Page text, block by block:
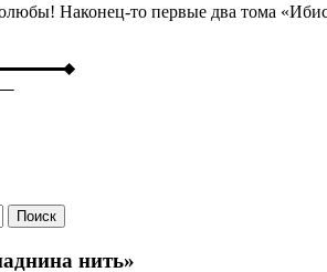
Наконец-то первые два тома
нить»